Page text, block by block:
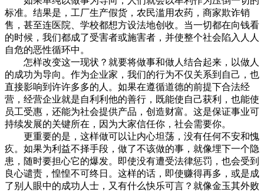
标准。结果是，工厂生产假货，农民滥用农药，商家欺诈销
售，甚至连医院、学校都想方设法地创收。当一切都在向钱看
的时候，我们都成了受害者或施害者，并使整个社会陷入人人
自危的恶性循环中。
怎样改变这一现状？就要将做事和做人结合起来，以做人
的成功为导向。作为企业家，我们的行为不仅关系到自己，也
直接影响到许许多多的人。如果在遵循道德的前提下合法经
营，经营企业就是自利利他的善行，既能使自己获利，也能使
员工受惠，还能为社会提供产品，创造财富。这是保证事业可
持续发展的关键所在，因为大家信任你，社会需要你。
更重要的是，这样做可以让内心坦荡，没有任何不安和愧
疚。如果为利益不择手段，做了不该做的事，就像埋下一个隐
患，随时要担心它的爆发。即使没有遭受法律惩罚，也会受到
良心谴责，惶惶不可终日。这样的话，即使赚得再多，或是成
了别人眼中的成功人士，又有什么快乐可言？就像金玉其外败